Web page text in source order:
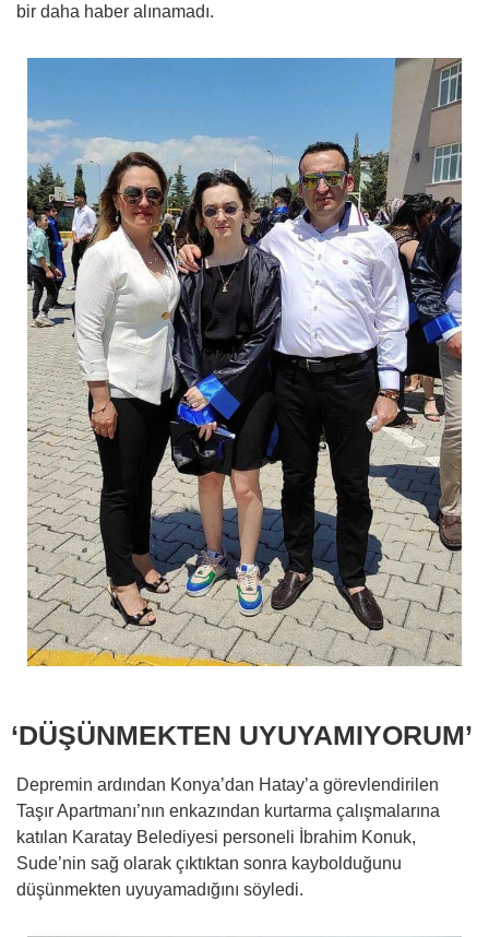
bir daha haber alınamadı.
‘DÜŞÜNMEKTEN UYUYAMIYORUM’
Depremin ardından Konya’dan Hatay’a görevlendirilen
Taşır Apartmanı’nın enkazından kurtarma çalışmalarına
katılan Karatay Belediyesi personeli İbrahim Konuk,
Sude’nin sağ olarak çıktıktan sonra kaybolduğunu
düşünmekten uyuyamadığını söyledi.